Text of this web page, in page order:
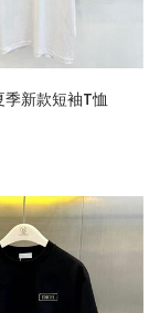
新款短袖T恤